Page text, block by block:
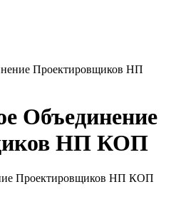
Проектировщиков НП
Объединение
НП КОП